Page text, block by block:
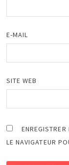
E-MAIL
SITE WEB
LE NAVIGATEUR